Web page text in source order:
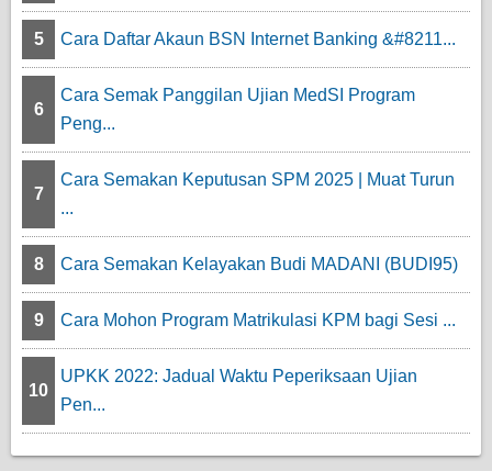
5 Cara Daftar Akaun BSN Internet Banking &#8211...
6
Cara Semak Panggilan Ujian MedSI Program
Peng...
7
Cara Semakan Keputusan SPM 2025 | Muat Turun
...
8 Cara Semakan Kelayakan Budi MADANI (BUDI95)
9 Cara Mohon Program Matrikulasi KPM bagi Sesi ...
10
UPKK 2022: Jadual Waktu Peperiksaan Ujian
Pen...